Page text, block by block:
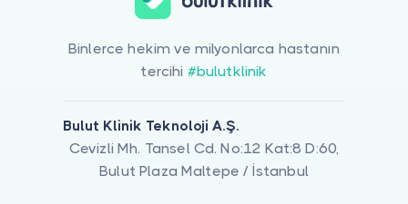
Binlerce hekim ve milyonlarca hastanın
tercihi #bulutklinik
Bulut Klinik Teknoloji A.Ş.
Cevizli Mh. Tansel Cd. No:12 Kat:8 D:60,
Bulut Plaza Maltepe / İstanbul